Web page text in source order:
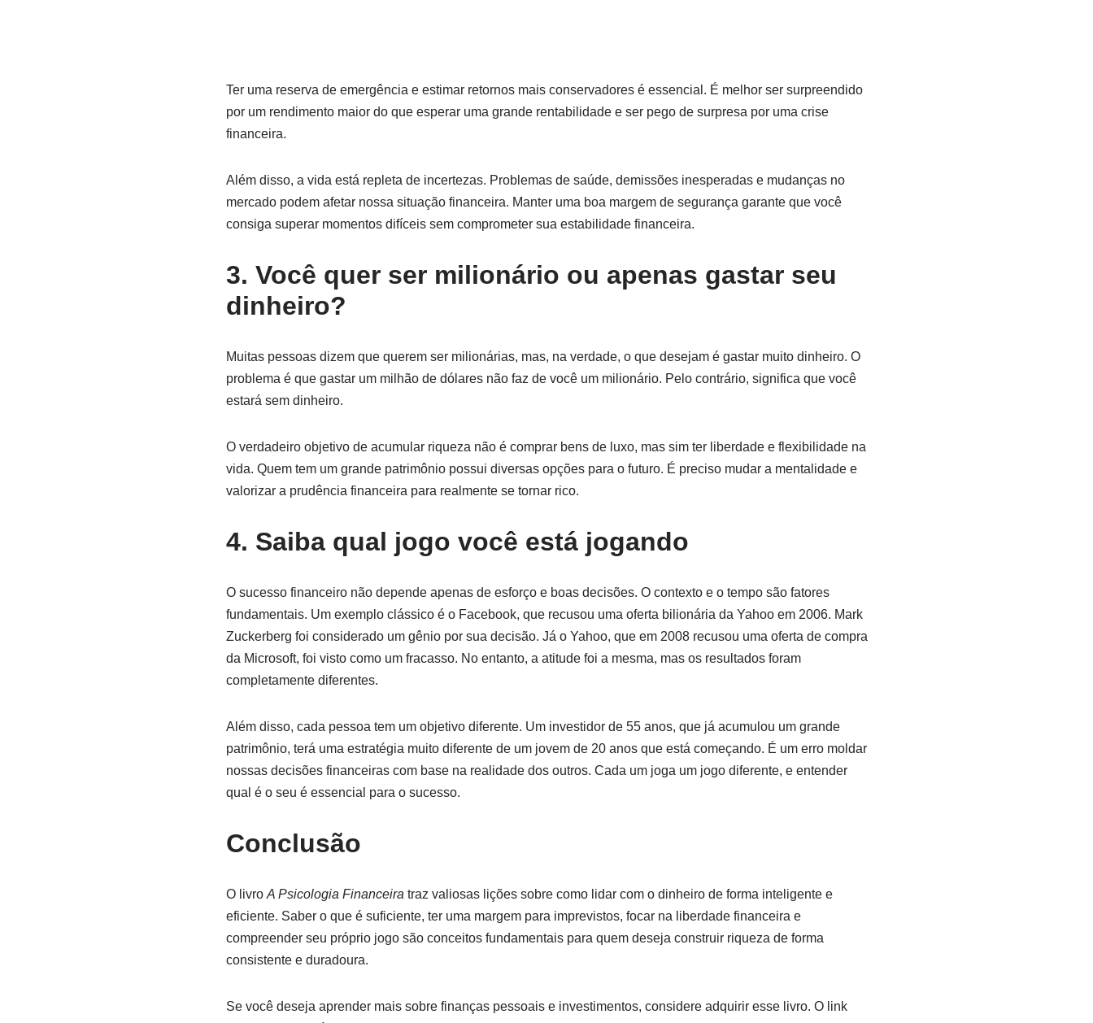
Ter uma reserva de emergência e estimar retornos mais conservadores é essencial. É melhor ser surpreendido
por um rendimento maior do que esperar uma grande rentabilidade e ser pego de surpresa por uma crise
financeira.
Além disso, a vida está repleta de incertezas. Problemas de saúde, demissões inesperadas e mudanças no
mercado podem afetar nossa situação financeira. Manter uma boa margem de segurança garante que você
consiga superar momentos difíceis sem comprometer sua estabilidade financeira.
3. Você quer ser milionário ou apenas gastar seu
dinheiro?
Muitas pessoas dizem que querem ser milionárias, mas, na verdade, o que desejam é gastar muito dinheiro. O
problema é que gastar um milhão de dólares não faz de você um milionário. Pelo contrário, significa que você
estará sem dinheiro.
O verdadeiro objetivo de acumular riqueza não é comprar bens de luxo, mas sim ter liberdade e flexibilidade na
vida. Quem tem um grande patrimônio possui diversas opções para o futuro. É preciso mudar a mentalidade e
valorizar a prudência financeira para realmente se tornar rico.
4. Saiba qual jogo você está jogando
O sucesso financeiro não depende apenas de esforço e boas decisões. O contexto e o tempo são fatores
fundamentais. Um exemplo clássico é o Facebook, que recusou uma oferta bilionária da Yahoo em 2006. Mark
Zuckerberg foi considerado um gênio por sua decisão. Já o Yahoo, que em 2008 recusou uma oferta de compra
da Microsoft, foi visto como um fracasso. No entanto, a atitude foi a mesma, mas os resultados foram
completamente diferentes.
Além disso, cada pessoa tem um objetivo diferente. Um investidor de 55 anos, que já acumulou um grande
patrimônio, terá uma estratégia muito diferente de um jovem de 20 anos que está começando. É um erro moldar
nossas decisões financeiras com base na realidade dos outros. Cada um joga um jogo diferente, e entender
qual é o seu é essencial para o sucesso.
Conclusão
O livro A Psicologia Financeira traz valiosas lições sobre como lidar com o dinheiro de forma inteligente e
eficiente. Saber o que é suficiente, ter uma margem para imprevistos, focar na liberdade financeira e
compreender seu próprio jogo são conceitos fundamentais para quem deseja construir riqueza de forma
consistente e duradoura.
Se você deseja aprender mais sobre finanças pessoais e investimentos, considere adquirir esse livro. O link